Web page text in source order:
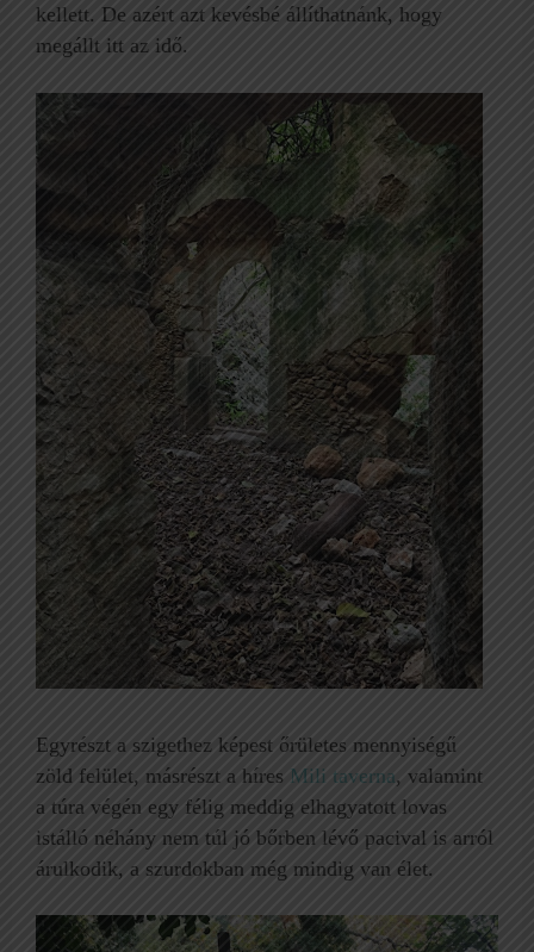
kellett. De azért azt kevésbé állíthatnánk, hogy
megállt itt az idő.
Egyrészt a szigethez képest őrületes mennyiségű
zöld felület, másrészt a híres Mili taverna, valamint
a túra végén egy félig meddig elhagyatott lovas
istálló néhány nem túl jó bőrben lévő pacival is arról
árulkodik, a szurdokban még mindig van élet.